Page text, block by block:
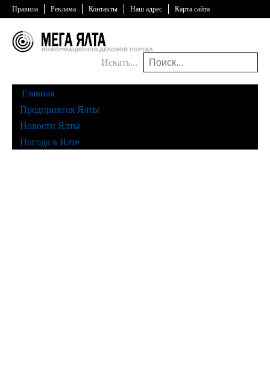
Правила Реклама Контакты Наш адрес Карта сайта
Искать...
Главная
Предприятия Ялты
Новости Ялты
Погода в Ялте